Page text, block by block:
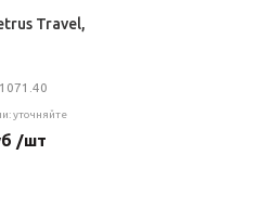
Travel,
уточняйте
/шт